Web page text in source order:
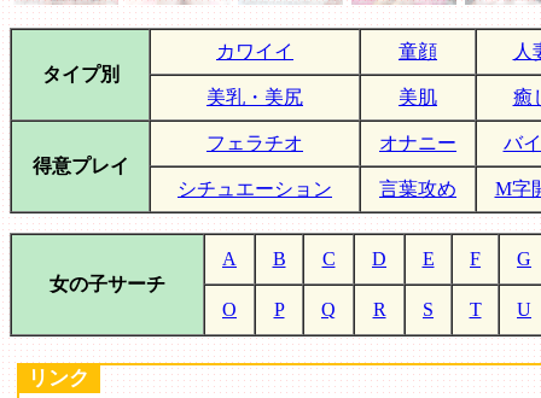
タイプ別
カワイイ 童顔 人
美乳・美尻 美肌 癒
得意プレイ
フェラチオ オナニー バ
シチュエーション 言葉攻め M字
女の子サーチ
A B C D E F G
O P Q R S T U
リンク